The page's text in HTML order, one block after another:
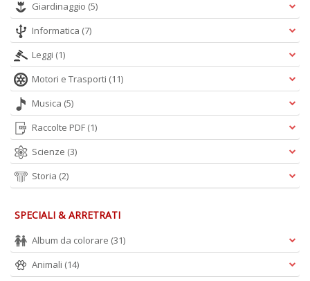
Giardinaggio (5)
Informatica (7)
Leggi (1)
Motori e Trasporti (11)
Musica (5)
Raccolte PDF (1)
Scienze (3)
Storia (2)
SPECIALI & ARRETRATI
Album da colorare (31)
Animali (14)